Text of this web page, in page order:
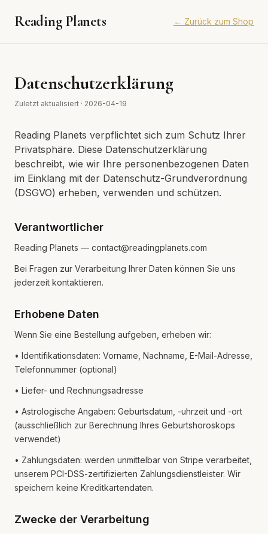
Reading Planets ← Zurück zum Shop
Datenschutzerklärung
Zuletzt aktualisiert · 2026-04-19
Reading Planets verpflichtet sich zum Schutz Ihrer
Privatsphäre. Diese Datenschutzerklärung
beschreibt, wie wir Ihre personenbezogenen Daten
im Einklang mit der Datenschutz-Grundverordnung
(DSGVO) erheben, verwenden und schützen.
Verantwortlicher
Reading Planets — contact@readingplanets.com
Bei Fragen zur Verarbeitung Ihrer Daten können Sie uns
jederzeit kontaktieren.
Erhobene Daten
Wenn Sie eine Bestellung aufgeben, erheben wir:
• Identifikationsdaten: Vorname, Nachname, E-Mail-Adresse,
Telefonnummer (optional)
• Liefer- und Rechnungsadresse
• Astrologische Angaben: Geburtsdatum, -uhrzeit und -ort
(ausschließlich zur Berechnung Ihres Geburtshoroskops
verwendet)
• Zahlungsdaten: werden unmittelbar von Stripe verarbeitet,
unserem PCI-DSS-zertifizierten Zahlungsdienstleister. Wir
speichern keine Kreditkartendaten.
Zwecke der Verarbeitung